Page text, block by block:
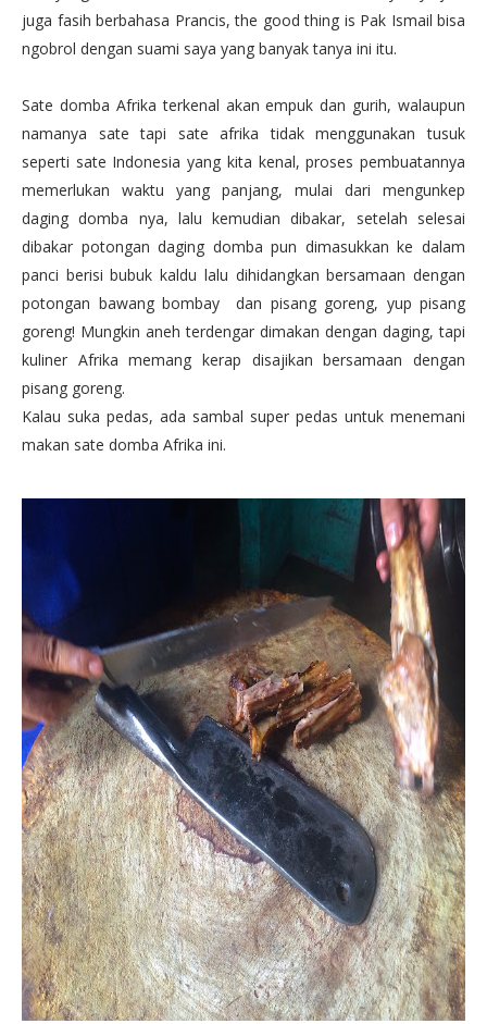
juga fasih berbahasa Prancis, the good thing is Pak Ismail bisa
ngobrol dengan suami saya yang banyak tanya ini itu.
Sate domba Afrika terkenal akan empuk dan gurih, walaupun
namanya sate tapi sate afrika tidak menggunakan tusuk
seperti sate Indonesia yang kita kenal, proses pembuatannya
memerlukan waktu yang panjang, mulai dari mengunkep
daging domba nya, lalu kemudian dibakar, setelah selesai
dibakar potongan daging domba pun dimasukkan ke dalam
panci berisi bubuk kaldu lalu dihidangkan bersamaan dengan
potongan bawang bombay dan pisang goreng, yup pisang
goreng! Mungkin aneh terdengar dimakan dengan daging, tapi
kuliner Afrika memang kerap disajikan bersamaan dengan
pisang goreng.
Kalau suka pedas, ada sambal super pedas untuk menemani
makan sate domba Afrika ini.